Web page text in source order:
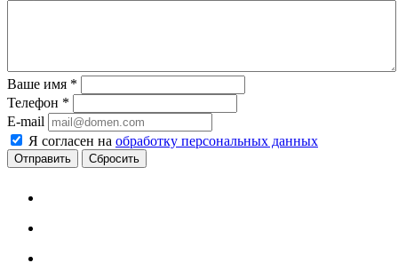
Ваше имя *
Телефон *
E-mail
Я согласен на обработку персональных данных
Сбросить